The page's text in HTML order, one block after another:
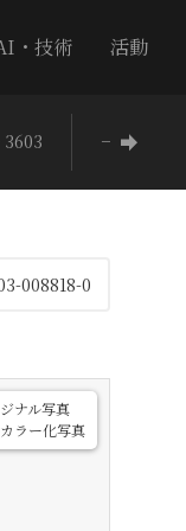
・技術 活動
3603 −
008818-0
ナル写真
ラー化写真